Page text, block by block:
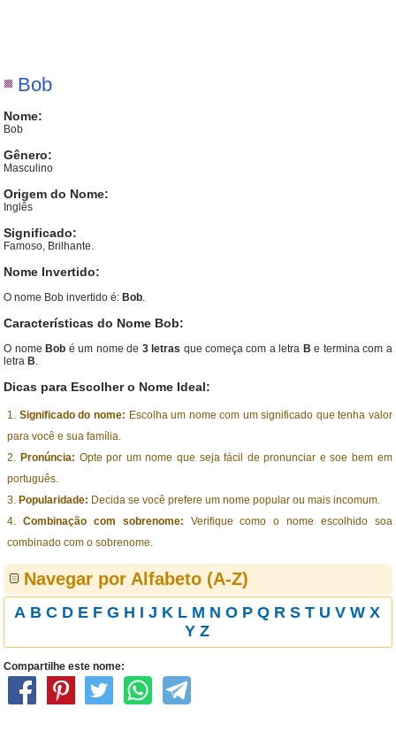
Bob
Nome:
Bob
Gênero:
Masculino
Origem do Nome:
Inglês
Significado:
Famoso, Brilhante.
Nome Invertido:
O nome Bob invertido é: Bob.
Características do Nome Bob:
O nome Bob é um nome de 3 letras que começa com a letra B e termina com a
letra B.
Dicas para Escolher o Nome Ideal:
Significado do nome: Escolha um nome com um significado que tenha valor
para você e sua família.
Pronúncia: Opte por um nome que seja fácil de pronunciar e soe bem em
português.
Popularidade: Decida se você prefere um nome popular ou mais incomum.
Combinação com sobrenome: Verifique como o nome escolhido soa
combinado com o sobrenome.
Navegar por Alfabeto (A-Z)
A B C D E F G H I J K L M N O P Q R S T U V W X
Y Z
Compartilhe este nome: